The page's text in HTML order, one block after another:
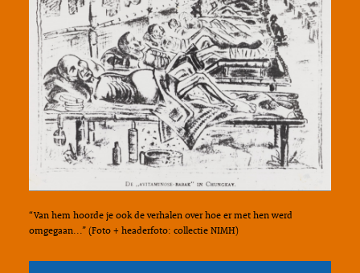
“Van hem hoorde je ook de verhalen over hoe er met hen werd
omgegaan...” (Foto + headerfoto: collectie NIMH)